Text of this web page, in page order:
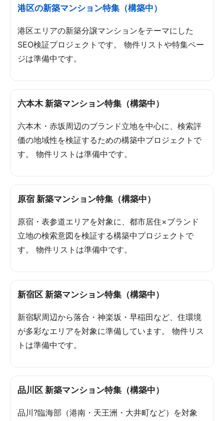
港区の新築マンション特集（構築中）
港区エリアの新築分譲マンションをテーマにした
SEO検証プロジェクトです。 物件リストや特集ペー
ジは準備中です。
六本木 新築マンション特集（構築中）
六本木・赤坂周辺のブランド立地を中心に、検索評
価の地域性を検証するための構築中プロジェクトで
す。 物件リストは準備中です。
原宿 新築マンション特集（構築中）
原宿・表参道エリアを対象に、都市居住×ブランド
立地の検索意図を検証する構築中プロジェクトで
す。 物件リストは準備中です。
新宿区 新築マンション特集（構築中）
新宿駅周辺から落合・神楽坂・早稲田など、住環境
が多彩なエリアを対象に準備しています。 物件リス
トは準備中です。
品川区 新築マンション特集（構築中）
品川?臨海部（港南・天王洲・大井町など）を対象